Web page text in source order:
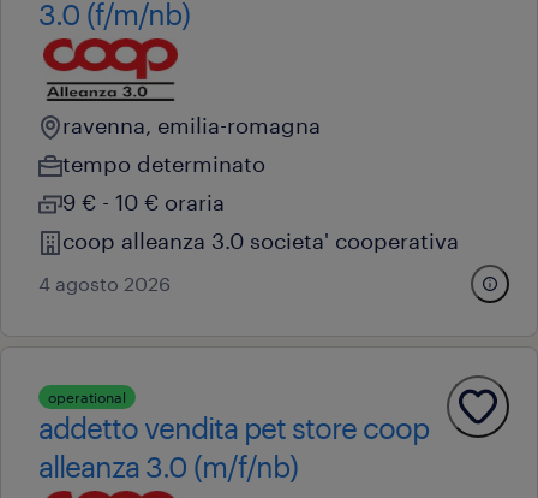
3.0 (f/m/nb)
ravenna, emilia-romagna
tempo determinato
9 € - 10 € oraria
coop alleanza 3.0 societa' cooperativa
4 agosto 2026
operational
addetto vendita pet store coop
alleanza 3.0 (m/f/nb)